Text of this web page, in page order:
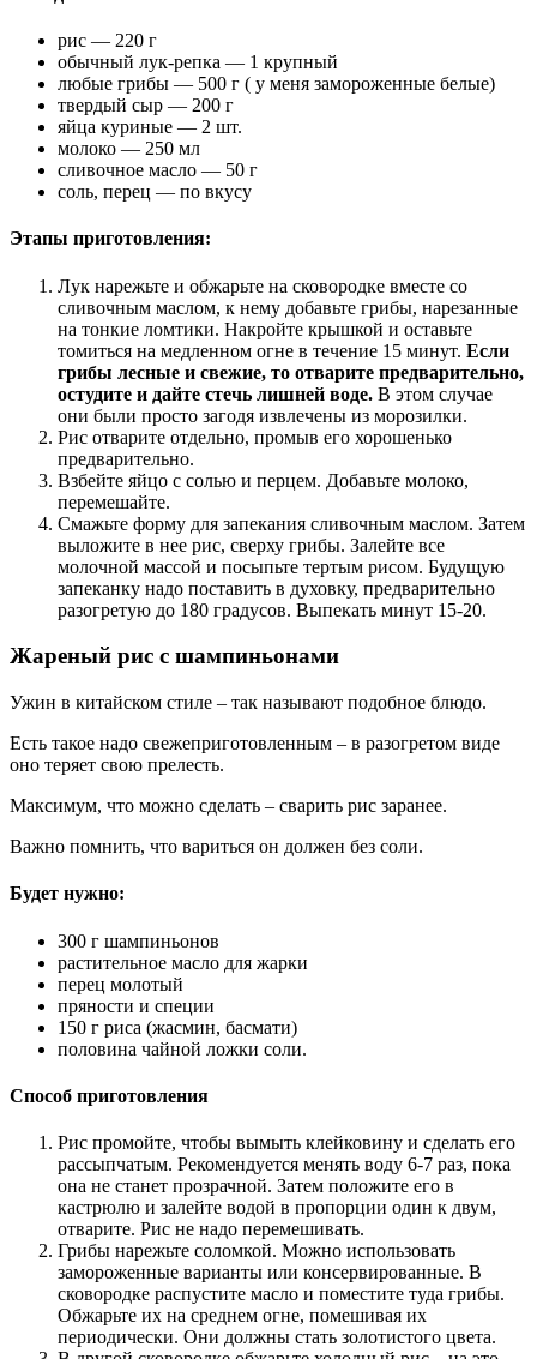
рис — 220 г
обычный лук-репка — 1 крупный
любые грибы — 500 г ( у меня замороженные белые)
твердый сыр — 200 г
яйца куриные — 2 шт.
молоко — 250 мл
сливочное масло — 50 г
соль, перец — по вкусу
Этапы приготовления:
Лук нарежьте и обжарьте на сковородке вместе со
сливочным маслом, к нему добавьте грибы, нарезанные
на тонкие ломтики. Накройте крышкой и оставьте
томиться на медленном огне в течение 15 минут. Если
грибы лесные и свежие, то отварите предварительно,
остудите и дайте стечь лишней воде. В этом случае
они были просто загодя извлечены из морозилки.
Рис отварите отдельно, промыв его хорошенько
предварительно.
Взбейте яйцо с солью и перцем. Добавьте молоко,
перемешайте.
Смажьте форму для запекания сливочным маслом. Затем
выложите в нее рис, сверху грибы. Залейте все
молочной массой и посыпьте тертым рисом. Будущую
запеканку надо поставить в духовку, предварительно
разогретую до 180 градусов. Выпекать минут 15-20.
Жареный рис с шампиньонами
Ужин в китайском стиле – так называют подобное блюдо.
Есть такое надо свежеприготовленным – в разогретом виде
оно теряет свою прелесть.
Максимум, что можно сделать – сварить рис заранее.
Важно помнить, что вариться он должен без соли.
Будет нужно:
300 г шампиньонов
растительное масло для жарки
перец молотый
пряности и специи
150 г риса (жасмин, басмати)
половина чайной ложки соли.
Способ приготовления
Рис промойте, чтобы вымыть клейковину и сделать его
рассыпчатым. Рекомендуется менять воду 6-7 раз, пока
она не станет прозрачной. Затем положите его в
кастрюлю и залейте водой в пропорции один к двум,
отварите. Рис не надо перемешивать.
Грибы нарежьте соломкой. Можно использовать
замороженные варианты или консервированные. В
сковородке распустите масло и поместите туда грибы.
Обжарьте их на среднем огне, помешивая их
периодически. Они должны стать золотистого цвета.